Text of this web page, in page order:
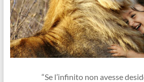
“Se l’infinito non avesse